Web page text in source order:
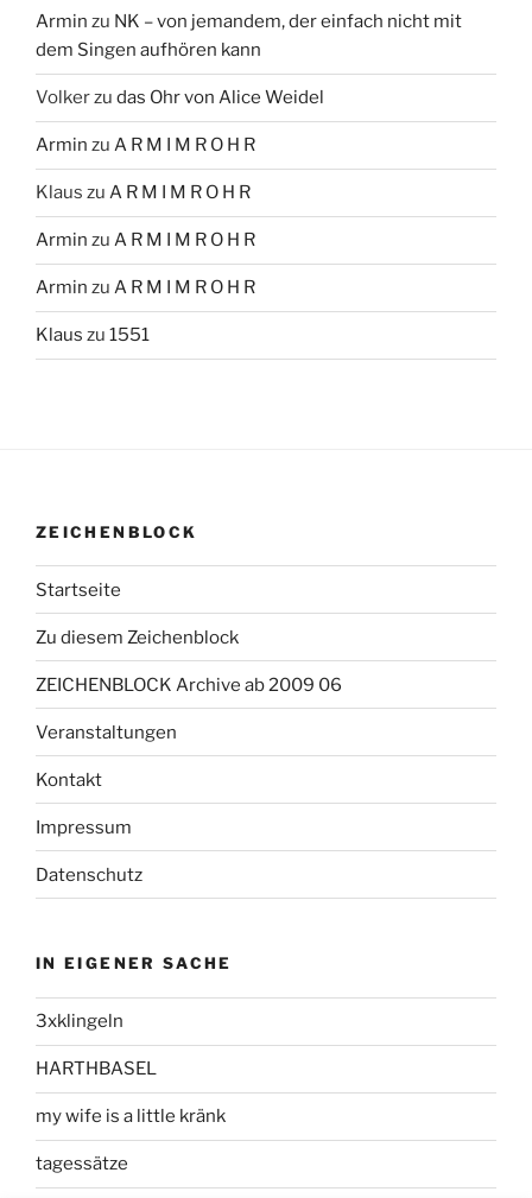
Armin zu NK – von jemandem, der einfach nicht mit
dem Singen aufhören kann
Volkerzu das Ohr von Alice Weidel
Armin zu A R M I M R O H R
Klaus zu A R M I M R O H R
Armin zu A R M I M R O H R
Armin zu A R M I M R O H R
Klaus zu 1551
ZEICHENBLOCK
Startseite
Zu diesem Zeichenblock
ZEICHENBLOCK Archive ab 2009 06
Veranstaltungen
Kontakt
Impressum
Datenschutz
IN EIGENER SACHE
3xklingeln
HARTHBASEL
my wife is a little kränk
tagessätze